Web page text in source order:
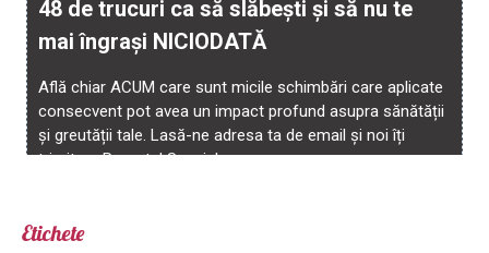
Etichete